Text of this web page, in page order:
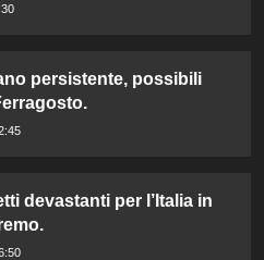
persistente, possibili
devastanti per l’Italia in